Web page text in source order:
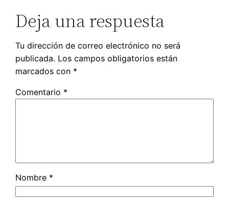
Deja una respuesta
Tu dirección de correo electrónico no será
publicada. Los campos obligatorios están
marcados con *
Comentario *
Nombre *